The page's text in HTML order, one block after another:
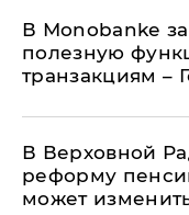
В Мonobankе
полезную
транзакциям –
В Верховной
реформу
может